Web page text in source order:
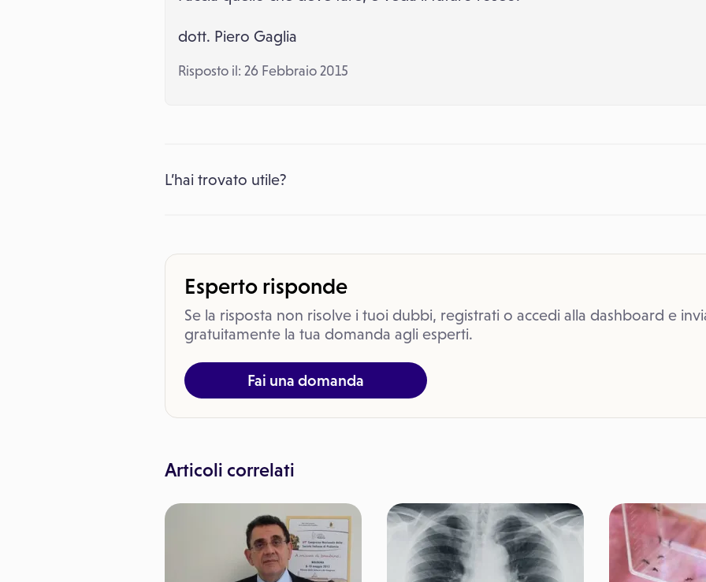
dott. Piero Gaglia
Risposto il: 26 Febbraio 2015
L’hai trovato utile?
Esperto risponde
Se la risposta non risolve i tuoi dubbi, registrati o accedi alla dashboard e
gratuitamente la tua domanda agli esperti.
Fai una domanda
Articoli correlati